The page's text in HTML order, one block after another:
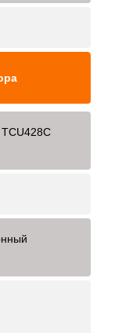
TCU428C